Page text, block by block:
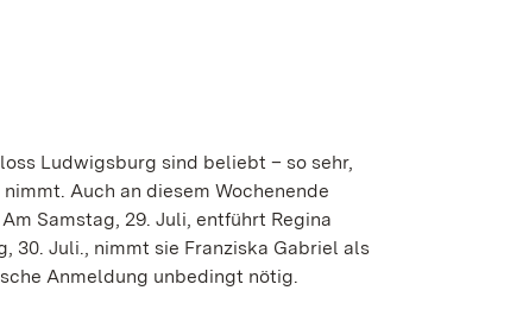
Ludwigsburg sind beliebt – so sehr,
Auch an diesem Wochenende
Samstag, 29. Juli, entführt Regina
30. Juli., nimmt sie Franziska Gabriel als
Anmeldung unbedingt nötig.